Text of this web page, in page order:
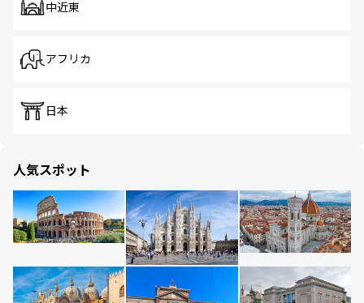
中近東
アフリカ
日本
人気スポット